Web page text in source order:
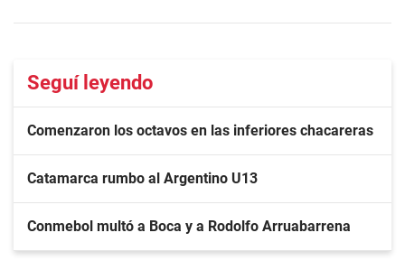
Seguí leyendo
Comenzaron los octavos en las inferiores chacareras
Catamarca rumbo al Argentino U13
Conmebol multó a Boca y a Rodolfo Arruabarrena